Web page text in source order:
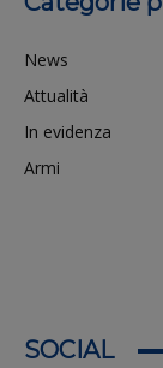
News
Attualità
In evidenza
Armi
SOCIAL